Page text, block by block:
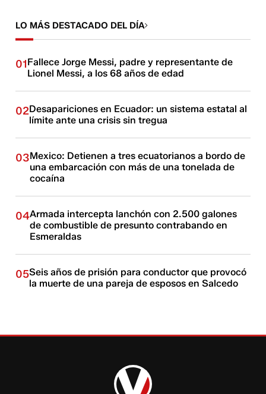
LO MÁS DESTACADO DEL DÍA
01Fallece Jorge Messi, padre y representante de
Lionel Messi, a los 68 años de edad
02Desapariciones en Ecuador: un sistema estatal al
límite ante una crisis sin tregua
03Mexico: Detienen a tres ecuatorianos a bordo de
una embarcación con más de una tonelada de
cocaína
04Armada intercepta lanchón con 2.500 galones
de combustible de presunto contrabando en
Esmeraldas
05Seis años de prisión para conductor que provocó
la muerte de una pareja de esposos en Salcedo